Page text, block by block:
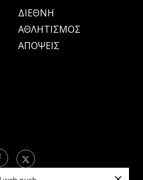
ΔΙΕΘΝΗ
ΑΘΛΗΤΙΣΜΟΣ
ΑΠΟΨΕΙΣ